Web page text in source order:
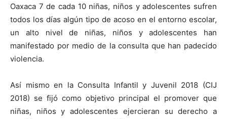
Oaxaca 7 de cada 10 niñas, niños y adolescentes sufren
todos los días algún tipo de acoso en el entorno escolar,
un alto nivel de niñas, niños y adolescentes han
manifestado por medio de la consulta que han padecido
violencia.
Así mismo en la Consulta Infantil y Juvenil 2018 (CIJ
2018) se fijó como objetivo principal el promover que
niñas, niños y adolescentes ejercieran su derecho a